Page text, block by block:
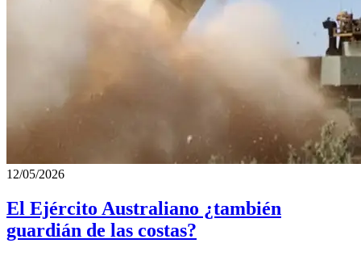
12/05/2026
El Ejército Australiano ¿también
guardián de las costas?